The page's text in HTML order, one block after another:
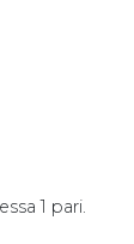
1 pari.